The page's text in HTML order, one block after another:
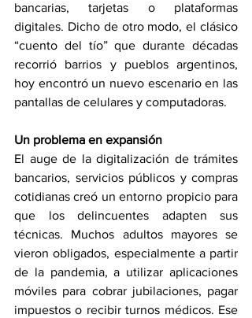
bancarias, tarjetas o plataformas
digitales. Dicho de otro modo, el clásico
“cuento del tío” que durante décadas
recorrió barrios y pueblos argentinos,
hoy encontró un nuevo escenario en las
pantallas de celulares y computadoras.
Un problema en expansión
El auge de la digitalización de trámites
bancarios, servicios públicos y compras
cotidianas creó un entorno propicio para
que los delincuentes adapten sus
técnicas. Muchos adultos mayores se
vieron obligados, especialmente a partir
de la pandemia, a utilizar aplicaciones
móviles para cobrar jubilaciones, pagar
impuestos o recibir turnos médicos. Ese